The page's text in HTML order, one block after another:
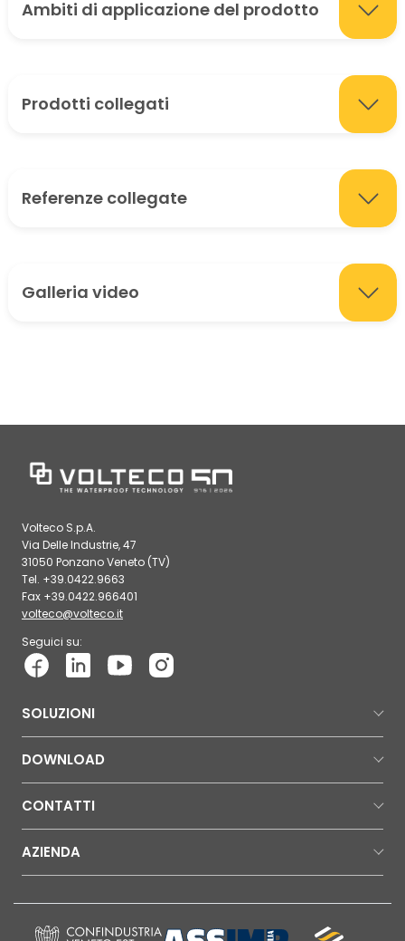
Ambiti di applicazione del prodotto
Prodotti collegati
Referenze collegate
Galleria video
Volteco S.p.A.
Via Delle Industrie, 47
31050 Ponzano Veneto (TV)
Tel. +39.0422.9663
Fax +39.0422.966401
volteco@volteco.it
Seguici su:
SOLUZIONI
DOWNLOAD
CONTATTI
AZIENDA